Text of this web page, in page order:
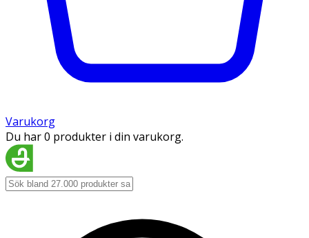
Varukorg
Du har 0 produkter i din varukorg.